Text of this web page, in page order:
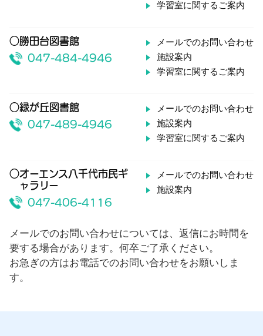
学習室に関するご案内
○勝田台図書館
047-484-4946
メールでのお問い合わせ
施設案内
学習室に関するご案内
○緑が丘図書館
047-489-4946
メールでのお問い合わせ
施設案内
学習室に関するご案内
○オーエンス八千代市民ギ
ャラリー
047-406-4116
メールでのお問い合わせ
施設案内
メールでのお問い合わせについては、返信にお時間を
要する場合があります。何卒ご了承ください。
お急ぎの方はお電話でのお問い合わせをお願いしま
す。